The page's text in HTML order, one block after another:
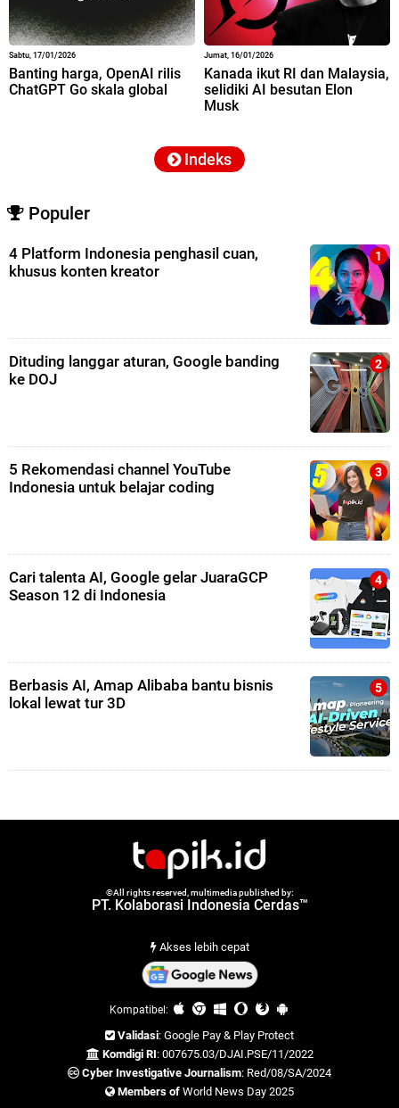
Sabtu, 17/01/2026
Banting harga, OpenAI rilis
ChatGPT Go skala global
Jumat, 16/01/2026
Kanada ikut RI dan Malaysia,
selidiki AI besutan Elon
Musk
Indeks
Populer
4 Platform Indonesia penghasil cuan,
khusus konten kreator
Dituding langgar aturan, Google banding
ke DOJ
5 Rekomendasi channel YouTube
Indonesia untuk belajar coding
Cari talenta AI, Google gelar JuaraGCP
Season 12 di Indonesia
Berbasis AI, Amap Alibaba bantu bisnis
lokal lewat tur 3D
©All rights reserved, multimedia published by:
PT. Kolaborasi Indonesia Cerdas™
Akses lebih cepat
Kompatibel:
Validasi: Google Pay & Play Protect
Komdigi RI: 007675.03/DJAI.PSE/11/2022
Cyber Investigative Journalism: Red/08/SA/2024
Members of World News Day 2025